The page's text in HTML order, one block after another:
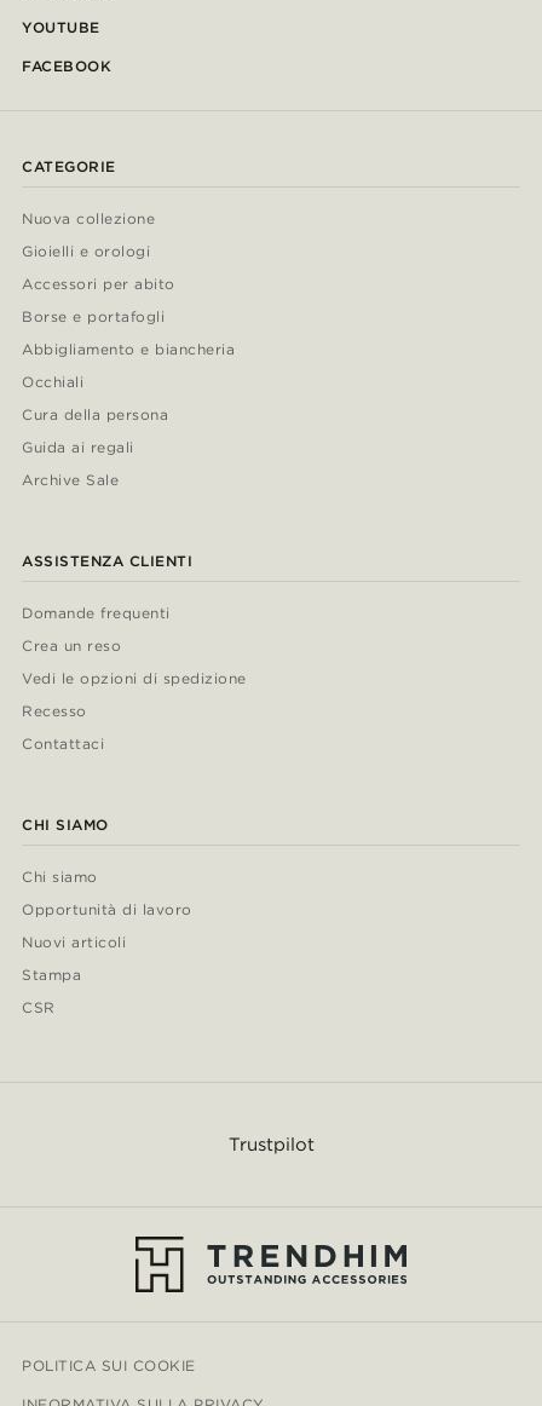
YOUTUBE
FACEBOOK
CATEGORIE
Nuova collezione
Gioielli e orologi
Accessori per abito
Borse e portafogli
Abbigliamento e biancheria
Occhiali
Cura della persona
Guida ai regali
Archive Sale
ASSISTENZA CLIENTI
Domande frequenti
Crea un reso
Vedi le opzioni di spedizione
Recesso
Contattaci
CHI SIAMO
Chi siamo
Opportunità di lavoro
Nuovi articoli
Stampa
CSR
Trustpilot
POLITICA SUI COOKIE